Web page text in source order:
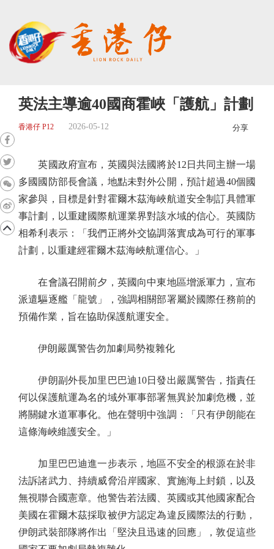
英法主導逾40國商霍峽「護航」計劃
香港仔 P12 2026-05-12 分享
英國政府宣布，英國與法國將於12日共同主辦一場
多國國防部長會議，地點未對外公開，預計超過40個國
家參與，目標是針對霍爾木茲海峽航道安全制訂具體軍
事計劃，以重建國際航運業界對該水域的信心。英國防
相希利表示：「我們正將外交協調落實成為可行的軍事
計劃，以重建經霍爾木茲海峽航運信心。」
在會議召開前夕，英國向中東地區增派軍力，宣布
派遣驅逐艦「龍號」，強調相關部署屬於國際任務前的
預備作業，旨在協助保護航運安全。
伊朗嚴厲警告勿加劇局勢複雜化
伊朗副外長加里巴巴迪10日發出嚴厲警告，指責任
何以保護航運為名的域外軍事部署無異於加劇危機，並
將關鍵水道軍事化。他在聲明中強調：「只有伊朗能在
這條海峽維護安全。」
加里巴巴迪進一步表示，地區不安全的根源在於非
法訴諸武力、持續威脅沿岸國家、實施海上封鎖，以及
無視聯合國憲章。他警告若法國、英國或其他國家配合
美國在霍爾木茲採取被伊方認定為違反國際法的行動，
伊朗武裝部隊將作出「堅決且迅速的回應」，敦促這些